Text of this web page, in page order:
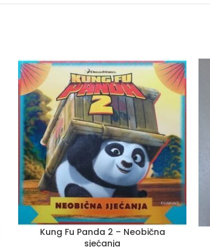
Kung Fu Panda 2 – Neobična
sjećanja